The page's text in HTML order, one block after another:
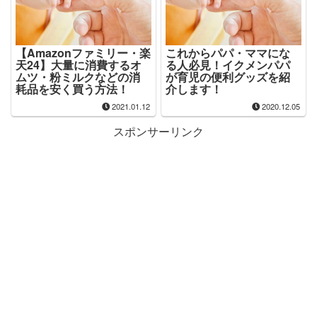
【Amazonファミリー・楽
天24】大量に消費するオ
ムツ・粉ミルクなどの消
耗品を安く買う方法！
2021.01.12
これからパパ・ママにな
る人必見！イクメンパパ
が育児の便利グッズを紹
介します！
2020.12.05
スポンサーリンク